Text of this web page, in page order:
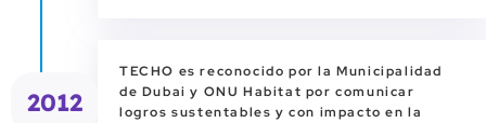
TECHO es reconocido por la Municipalidad
de Dubai y ONU Habitat por comunicar
logros sustentables y con impacto en la
2012